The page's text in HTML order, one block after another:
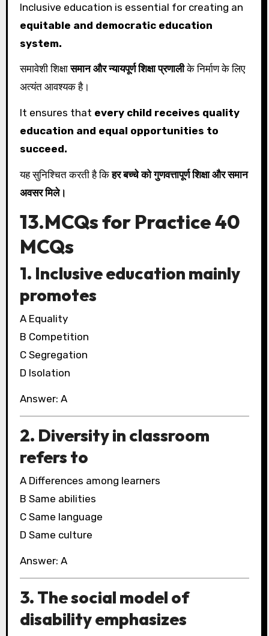
Inclusive education is essential for creating an
equitable and democratic education
system.
समावेशी शिक्षासमान और न्यायपूर्ण शिक्षा प्रणालीके निर्माण के लिए
अत्यंत आवश्यक है।
It ensures that every child receives quality
education and equal opportunities to
succeed.
यह सुनिश्चित करती है किहर बच्चे को गुणवत्तापूर्ण शिक्षा और समान
अवसर मिले।
13.MCQs for Practice 40
MCQs
1. Inclusive education mainly
promotes
A Equality
B Competition
C Segregation
D Isolation
Answer: A
2. Diversity in classroom
refers to
A Differences among learners
B Same abilities
C Same language
D Same culture
Answer: A
3. The social model of
disability emphasizes